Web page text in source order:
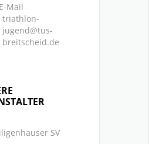
E-Mail
triathlon-
jugend@tus-
breitscheid.de
SV